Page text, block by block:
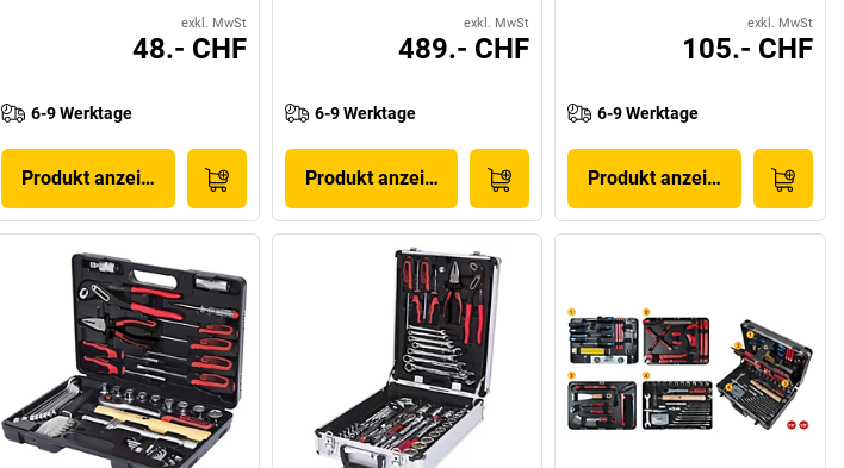
exkl. MwSt
48.- CHF
6-9 Werktage
Produkt anzeigen
exkl. MwSt
489.- CHF
6-9 Werktage
Produkt anzeigen
exkl. MwSt
105.- CHF
6-9 Werktage
Produkt anzeigen